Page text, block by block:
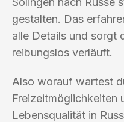
gestalten. Das
alle Details und sorgt
reibungslos verläuft.
Also worauf wartest
Freizeitmöglichkeiten
Lebensqualität in